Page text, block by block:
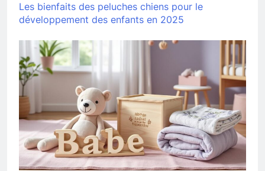
Les bienfaits des peluches chiens pour le
développement des enfants en 2025